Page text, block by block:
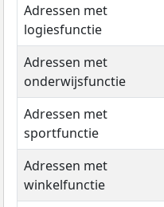
Adressen met
logiesfunctie
Adressen met
onderwijsfunctie
Adressen met
sportfunctie
Adressen met
winkelfunctie